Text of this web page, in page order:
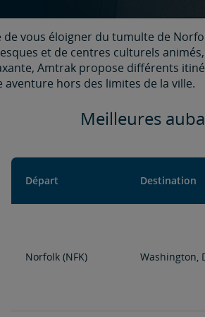
de vous éloigner du tumulte de
et de centres culturels
Amtrak propose différents
hors des limites de la ville.
Meilleures
Départ Destination
Norfolk (NFK) Washington,